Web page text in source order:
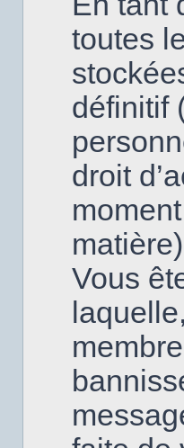
toutes
définitif
droit
Vous